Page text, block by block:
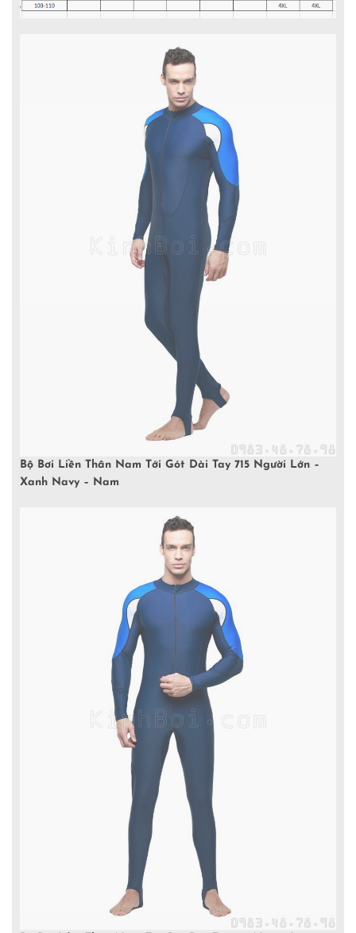
Bộ Bơi Liền Thân Nam Tới Gót Dài Tay 715 Người Lớn –
Xanh Navy – Nam